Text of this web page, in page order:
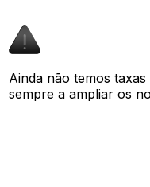
Ainda não temos
sempre a ampliar os